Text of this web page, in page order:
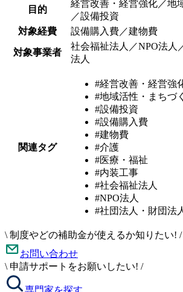
目的
経営改善・経営強化／地
／設備投資
対象経費
設備購入費／建物費
対象事業者
社会福祉法人／NPO法人
法人
関連タグ
#経営改善・経営強
#地域活性・まちづ
#設備投資
#設備購入費
#建物費
#介護
#医療・福祉
#内装工事
#社会福祉法人
#NPO法人
#社団法人・財団法
\ 制度やどの補助金が使えるか知りたい! /
お問い合わせ
\ 申請サポートをお願いしたい! /
専門家を探す